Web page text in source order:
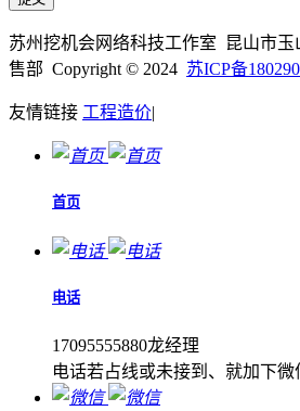
苏州挖机会网络科技工作室 昆山市玉
售部 Copyright © 2024 苏ICP备
友情链接 工程造价|
首页
电话
17095555880龙经理
电话若占线或未接到、就加下微